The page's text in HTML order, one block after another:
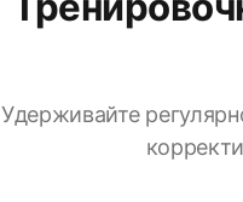
Удерживайте